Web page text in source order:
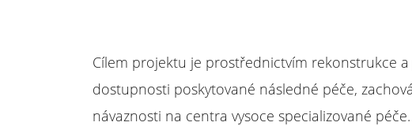
Cílem projektu je prostřednictvím rekonstrukce
dostupnosti poskytované následné péče,
návaznosti na centra vysoce specializované